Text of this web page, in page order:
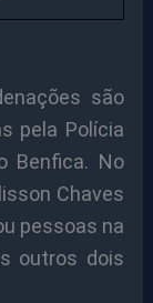
são
pela Polícia
Benfica. No
Chaves
pessoas na
outros dois